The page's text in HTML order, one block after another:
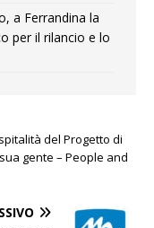
a Ferrandina la
per il rilancio e lo
del Progetto di
gente – People and